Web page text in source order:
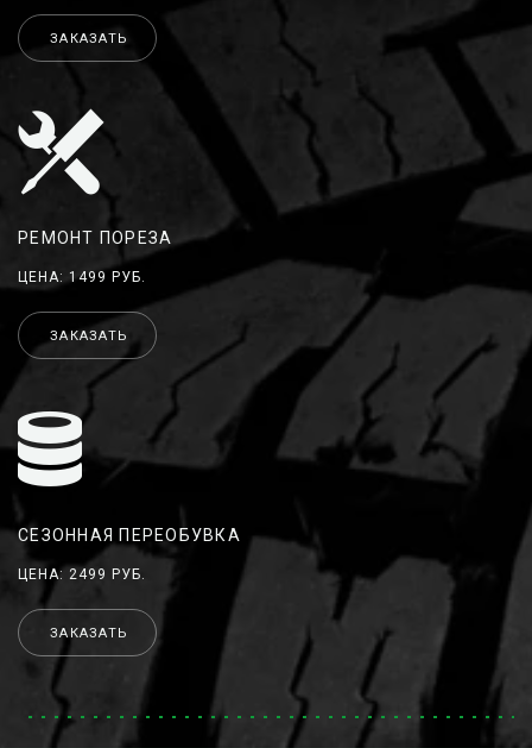
ЗАКАЗАТЬ
РЕМОНТ ПОРЕЗА
ЦЕНА: 1499 РУБ.
ЗАКАЗАТЬ
СЕЗОННАЯ ПЕРЕОБУВКА
ЦЕНА: 2499 РУБ.
ЗАКАЗАТЬ